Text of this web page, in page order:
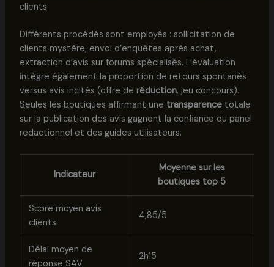
clients
Différents procédés sont employés : sollicitation de
clients mystère, envoi d’enquêtes après achat,
extraction d’avis sur forums spécialisés. L’évaluation
intègre également la proportion de retours spontanés
versus avis incités (offre de réduction, jeu concours).
Seules les boutiques affirmant une transparencetotale
sur la publication des avis gagnent la confiance du panel
redactionnel et des guides utilisateurs.
Indicateur
Moyenne sur les
boutiques top 5
Score moyen avis
clients
4,85/5
Délai moyen de
réponse SAV
2h15